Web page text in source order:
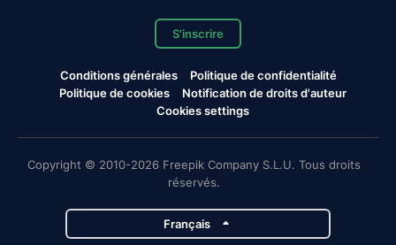
S'inscrire
Conditions générales
Politique de confidentialité
Politique de cookies
Notification de droits d'auteur
Cookies settings
Copyright © 2010-2026 Freepik Company S.L.U. Tous droits
réservés.
Français